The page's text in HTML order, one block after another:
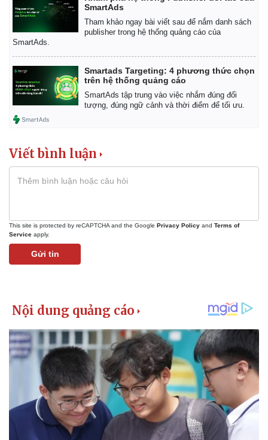
Kinh tế
Bất động sản
Khởi nghiệp
Thị trường
Tiêu dùng
SmartAds
Tham khảo ngay bài viết sau để nắm danh sách
publisher trong hệ thống quảng cáo của
SmartAds.
Smartads Targeting: 4 phương thức chọn
trên hệ thống quảng cáo
SmartAds tập trung vào việc nhắm đúng đối
tượng, đúng ngữ cảnh và thời điểm để tối ưu.
Viết bình luận
This site is protected by reCAPTCHA and the Google Privacy Policy and Terms of
Service apply.
Gửi tin